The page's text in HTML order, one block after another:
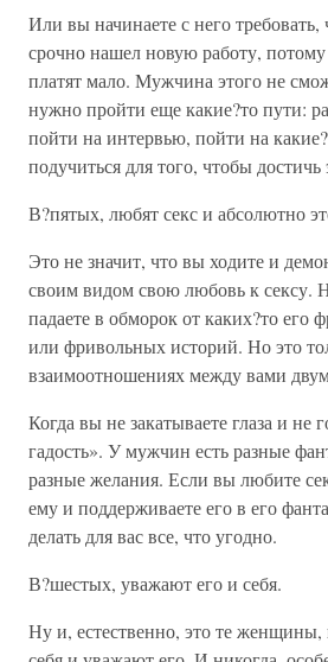
Или вы начинаете с него требовать,
срочно нашел новую работу,
платят мало. Мужчина этого не
нужно пройти еще какие?то пути:
пойти на интервью, пойти на
подучиться для того, чтобы достичь
В?пятых, любят секс и абсолютно
Это не значит, что вы ходите и
своим видом свою любовь к сексу.
падаете в обморок от каких?то его
или фривольных историй. Но это
взаимоотношениях между вами
Когда вы не закатываете глаза и не
гадость». У мужчин есть разные
разные желания. Если вы любите
ему и поддерживаете его в его
делать для вас все, что угодно.
В?шестых, уважают его и себя.
Ну и, естественно, это те